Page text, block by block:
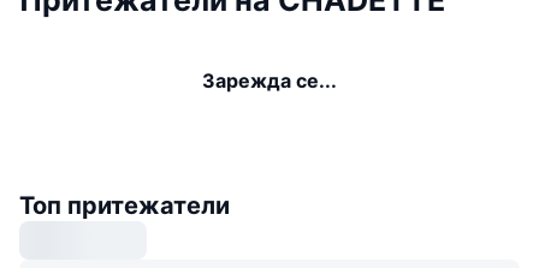
Зарежда се...
Топ притежатели